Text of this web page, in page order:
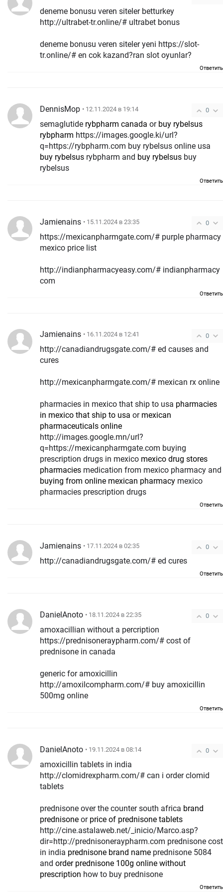
deneme bonusu veren siteler betturkey
http://ultrabet-tr.online/# ultrabet bonus
deneme bonusu veren siteler yeni https://slot-
tr.online/# en cok kazand?ran slot oyunlar?
Ответить
0
DennisMop • 12.11.2024 в 19:14
semaglutide rybpharm canada or buy rybelsus
rybpharm
q=https://rybpharm.com buy rybelsus online usa
buy rybelsus rybpharm and buy rybelsus buy
rybelsus
Ответить
0
Jamienains • 15.11.2024 в 23:35
https://mexicanpharmgate.com/# purple pharmacy
mexico price list
http://indianpharmacyeasy.com/# indianpharmacy
com
Ответить
0
Jamienains • 16.11.2024 в 12:41
http://canadiandrugsgate.com/# ed causes and
cures
http://mexicanpharmgate.com/# mexican rx online
pharmacies in mexico that ship to usa pharmacies
in mexico that ship to usa or mexican
pharmaceuticals online
http://images.google.mn/url?
q=https://mexicanpharmgate.com buying
prescription drugs in mexico mexico drug stores
pharmacies medication from mexico pharmacy and
buying from online mexican pharmacy mexico
pharmacies prescription drugs
Ответить
0
Jamienains • 17.11.2024 в 02:35
http://canadiandrugsgate.com/# ed cures
Ответить
0
DanielAnoto • 18.11.2024 в 22:35
amoxacillian without a percription
https://prednisoneraypharm.com/# cost of
prednisone in canada
generic for amoxicillin
http://amoxilcompharm.com/# buy amoxicillin
500mg online
Ответить
0
DanielAnoto • 19.11.2024 в 08:14
amoxicillin tablets in india
http://clomidrexpharm.com/# can i order clomid
tablets
prednisone over the counter south africa brand
prednisone or price of prednisone tablets
http://cine.astalaweb.net/_inicio/Marco.asp?
dir=http://prednisoneraypharm.com prednisone cost
in india prednisone brand name prednisone 5084
and order prednisone 100g online without
prescription how to buy prednisone
Ответить